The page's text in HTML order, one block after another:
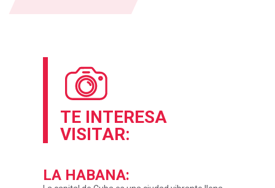
TE INTERESA
VISITAR:
LA HABANA: